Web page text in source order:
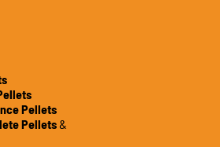
Pellets
Pellets&